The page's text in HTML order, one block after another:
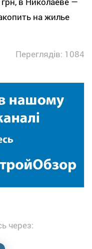
на жилье
Переглядів: 1084
через: